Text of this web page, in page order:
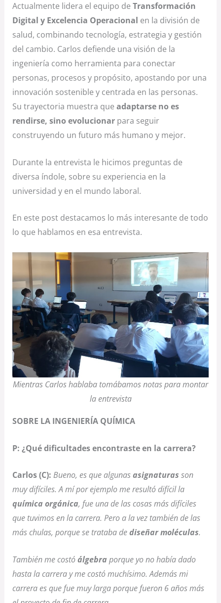
Actualmente lidera el equipo de Transformación
Digital y Excelencia Operacional en la división de
salud, combinando tecnología, estrategia y gestión
del cambio. Carlos defiende una visión de la
ingeniería como herramienta para conectar
personas, procesos y propósito, apostando por una
innovación sostenible y centrada en las personas.
Su trayectoria muestra que adaptarse no es
rendirse, sino evolucionarpara seguir
construyendo un futuro más humano y mejor.
Durante la entrevista le hicimos preguntas de
diversa índole, sobre su experiencia en la
universidad y en el mundo laboral.
En este post destacamos lo más interesante de todo
lo que hablamos en esa entrevista.
Mientras Carlos hablaba tomábamos notas para montar
la entrevista
SOBRE LA INGENIERÍA QUÍMICA
P: ¿Qué dificultades encontraste en la carrera?
Carlos (C): Bueno, es que algunasasignaturas son
muy difíciles. A mí por ejemplo me resultó difícil la
química orgánica, fue una de las cosas más difíciles
que tuvimos en la carrera. Pero a la vez también de las
más chulas, porque se trataba dediseñar moléculas.
También me costóálgebra porque yo no había dado
hasta la carrera y me costó muchísimo. Además mi
carrera es que fue muy larga porque fueron 6 años más